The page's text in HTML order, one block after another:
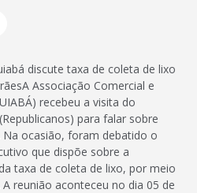
discute taxa de coleta de lixo
Associação Comercial e
recebeu a visita do
para falar sobre
Na ocasião, foram debatido o
que dispõe sobre a
taxa de coleta de lixo, por meio
reunião aconteceu no dia 05 de